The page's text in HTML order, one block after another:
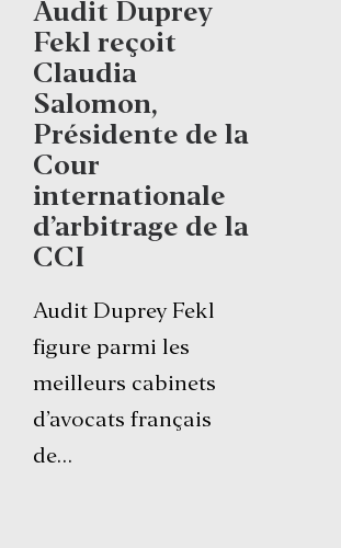
Audit Duprey
Fekl reçoit
Claudia
Salomon,
Présidente de la
Cour
internationale
d’arbitrage de la
CCI
Audit Duprey Fekl
figure parmi les
meilleurs cabinets
d’avocats français
de…